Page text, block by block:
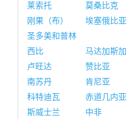
莱索托
莫桑比克
刚果（布）
埃塞俄比亚
圣多美和普林
西比
马达加斯加
卢旺达
赞比亚
南苏丹
肯尼亚
科特迪瓦
赤道几内亚
斯威士兰
中非